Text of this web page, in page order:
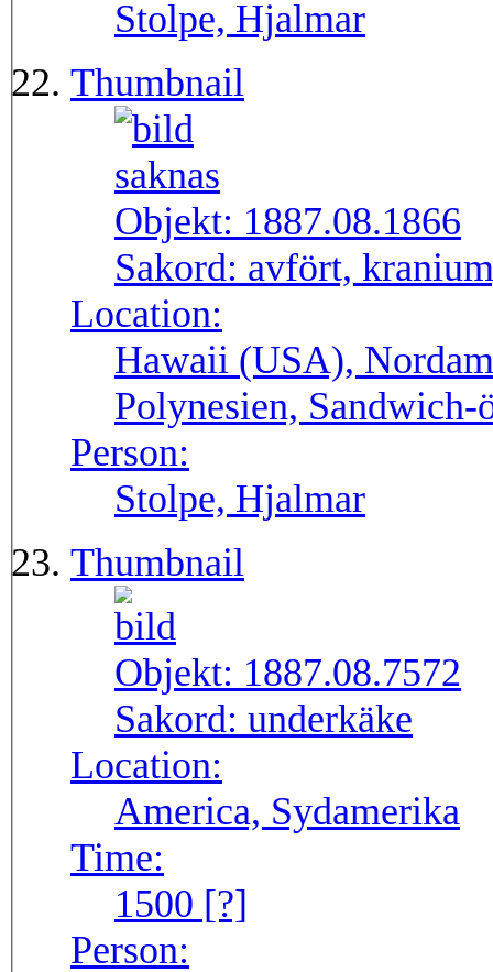
Stolpe, Hjalmar
Thumbnail
Objekt: 1887.08.1866
Sakord: avfört,
Location:
Hawaii (USA),
Polynesien, Sandwich-
Person:
Stolpe, Hjalmar
Thumbnail
Objekt: 1887.08.7572
Sakord: underkäke
Location:
America, Sydamerika
Time:
1500 [?]
Person: